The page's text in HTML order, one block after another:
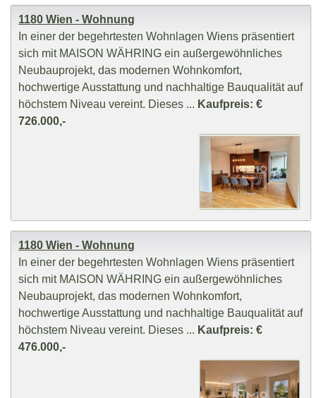
1180 Wien - Wohnung
In einer der begehrtesten Wohnlagen Wiens präsentiert
sich mit MAISON WÄHRING ein außergewöhnliches
Neubauprojekt, das modernen Wohnkomfort,
hochwertige Ausstattung und nachhaltige Bauqualität auf
höchstem Niveau vereint. Dieses ... Kaufpreis: €
726.000,-
1180 Wien - Wohnung
In einer der begehrtesten Wohnlagen Wiens präsentiert
sich mit MAISON WÄHRING ein außergewöhnliches
Neubauprojekt, das modernen Wohnkomfort,
hochwertige Ausstattung und nachhaltige Bauqualität auf
höchstem Niveau vereint. Dieses ... Kaufpreis: €
476.000,-